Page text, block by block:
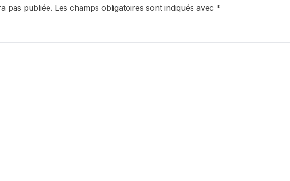
pas publiée. Les champs obligatoires sont indiqués avec *